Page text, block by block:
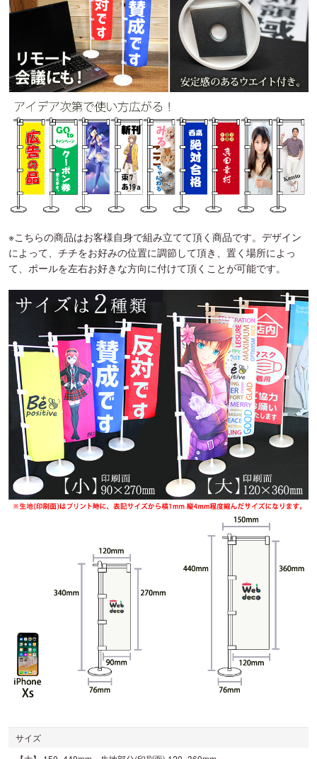
※こちらの商品はお客様自身で組み立てて頂く商品です。デザイン
によって、チチをお好みの位置に調節して頂き、置く場所によっ
て、ポールを左右お好きな方向に付けて頂くことが可能です。
サイズ